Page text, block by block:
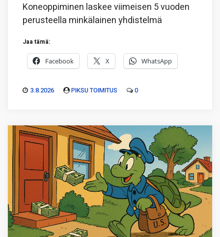
Koneoppiminen laskee viimeisen 5 vuoden
perusteella minkälainen yhdistelmä
Jaa tämä:
Facebook X WhatsApp
3.8.2026 PIKSU TOIMITUS 0